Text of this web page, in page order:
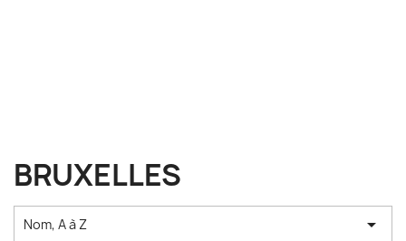
BRUXELLES
Nom, A à Z 